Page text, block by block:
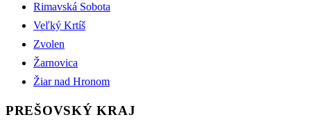
Rimavská Sobota
Veľký Krtíš
Zvolen
Žarnovica
Žiar nad Hronom
PREŠOVSKÝ KRAJ